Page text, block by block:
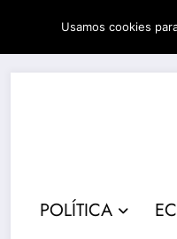
contenido
07/08/2026
POLÍTICA
Usamos cookies